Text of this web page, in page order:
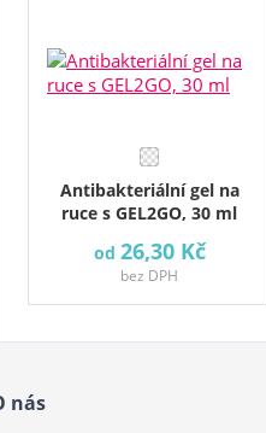
Antibakteriální gel na
ruce s GEL2GO, 30 ml
od 26,30 Kč
bez DPH
nás